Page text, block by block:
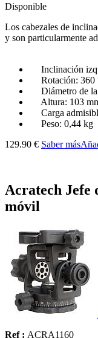
Disponible
Los cabezales de
y son particularmente
Inclinación
Rotación: 360
Diámetro de la
Altura: 103
Carga
Peso: 0,44 kg
129.90 € Saber más
Acratech Jefe
móvil
Ref : ACRA1160